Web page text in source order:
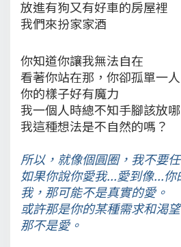
放進有狗又有好車的房屋裡
我們來扮家家酒
你知道你讓我無法自在
看著你站在那，你卻孤單一人
你的樣子好有魔力
我一個人時總不知手腳該放哪
我這種想法是不自然的嗎？
所以，就像個圓圈，我不要
如果你說你愛我...愛到像...
我，那可能不是真實的愛。
或許那是你的某種需求和渴
那不是愛。